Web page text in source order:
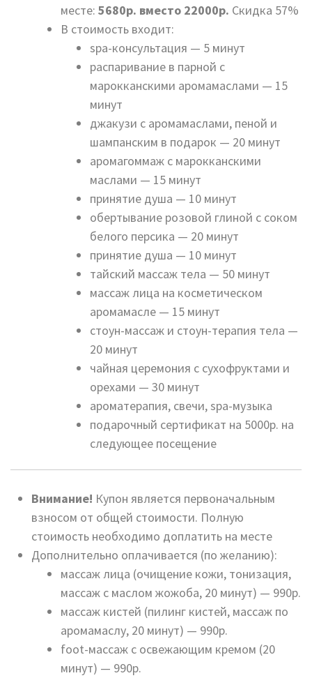
месте: 5680р. вместо 22000р. Скидка 57%
В стоимость входит:
spa-консультация — 5 минут
распаривание в парной с
марокканскими аромамаслами — 15
минут
джакузи с аромамаслами, пеной и
шампанским в подарок — 20 минут
аромагоммаж с марокканскими
маслами — 15 минут
принятие душа — 10 минут
обертывание розовой глиной с соком
белого персика — 20 минут
принятие душа — 10 минут
тайский массаж тела — 50 минут
массаж лица на косметическом
аромамасле — 15 минут
стоун-массаж и стоун-терапия тела —
20 минут
чайная церемония с сухофруктами и
орехами — 30 минут
ароматерапия, свечи, spa-музыка
подарочный сертификат на 5000р. на
следующее посещение
Внимание! Купон является первоначальным
взносом от общей стоимости. Полную
стоимость необходимо доплатить на месте
Дополнительно оплачивается (по желанию):
массаж лица (очищение кожи, тонизация,
массаж с маслом жожоба, 20 минут) — 990р.
массаж кистей (пилинг кистей, массаж по
аромамаслу, 20 минут) — 990р.
foot-массаж с освежающим кремом (20
минут) — 990р.